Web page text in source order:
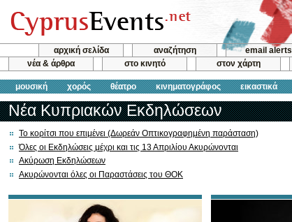
αρχική σελίδα αναζήτηση email alerts
νέα & άρθρα
στο κινητό στον χάρτη
μουσική χορός θέατρο κινηματογράφος εικαστικά
Νέα Κυπριακών Εκδηλώσεων
Το κορίτσι που επιμένει (Δωρεάν Οπτικογραφημένη παράσταση)
Όλες οι Εκδηλώσεις μέχρι και τις 13 Απριλίου Ακυρώνονται
Ακύρωση Εκδηλώσεων
Ακυρώνονται όλες οι Παραστάσεις του ΘΟΚ